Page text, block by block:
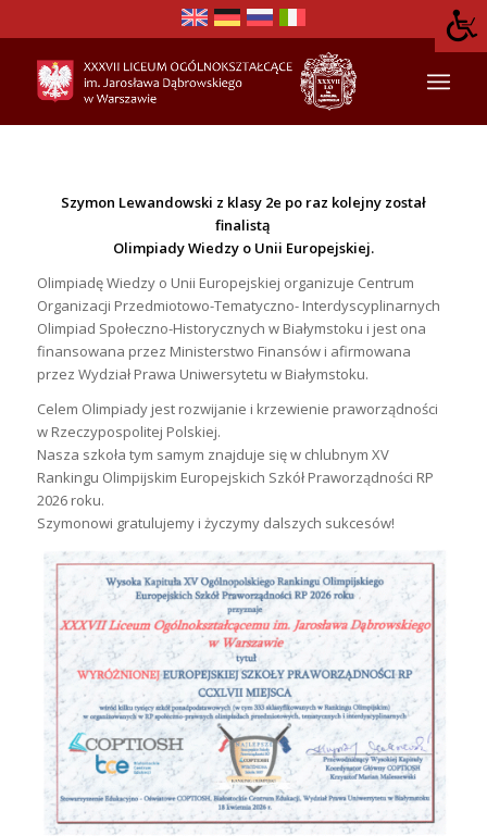
Szymon Lewandowski z klasy 2e po raz kolejny został
finalistą
Olimpiady Wiedzy o Unii Europejskiej.
Olimpiadę Wiedzy o Unii Europejskiej organizuje Centrum
Organizacji Przedmiotowo-Tematyczno- Interdyscyplinarnych
Olimpiad Społeczno-Historycznych w Białymstoku i jest ona
finansowana przez Ministerstwo Finansów i afirmowana
przez Wydział Prawa Uniwersytetu w Białymstoku.
Celem Olimpiady jest rozwijanie i krzewienie praworządności
w Rzeczypospolitej Polskiej.
Nasza szkoła tym samym znajduje się w chlubnym XV
Rankingu Olimpijskim Europejskich Szkół Praworządności RP
2026 roku.
Szymonowi gratulujemy i życzymy dalszych sukcesów!